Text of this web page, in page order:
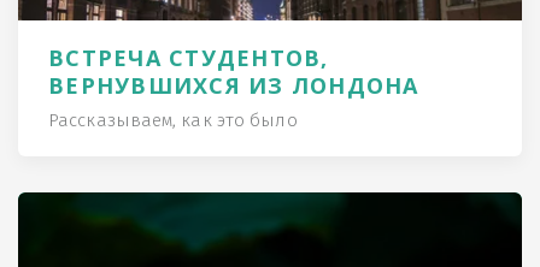
ВСТРЕЧА СТУДЕНТОВ,
ВЕРНУВШИХСЯ ИЗ ЛОНДОНА
Рассказываем, как это было